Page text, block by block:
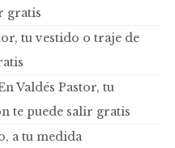
gratis
tu vestido o traje de
Valdés Pastor, tu
te puede salir gratis
a tu medida